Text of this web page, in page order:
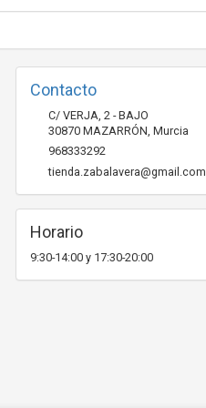
Contacto
C/ VERJA, 2 - BAJO
30870 MAZARRÓN, Murcia
968333292
tienda.zabalavera@gmail.com
Horario
9:30-14:00 y 17:30-20:00